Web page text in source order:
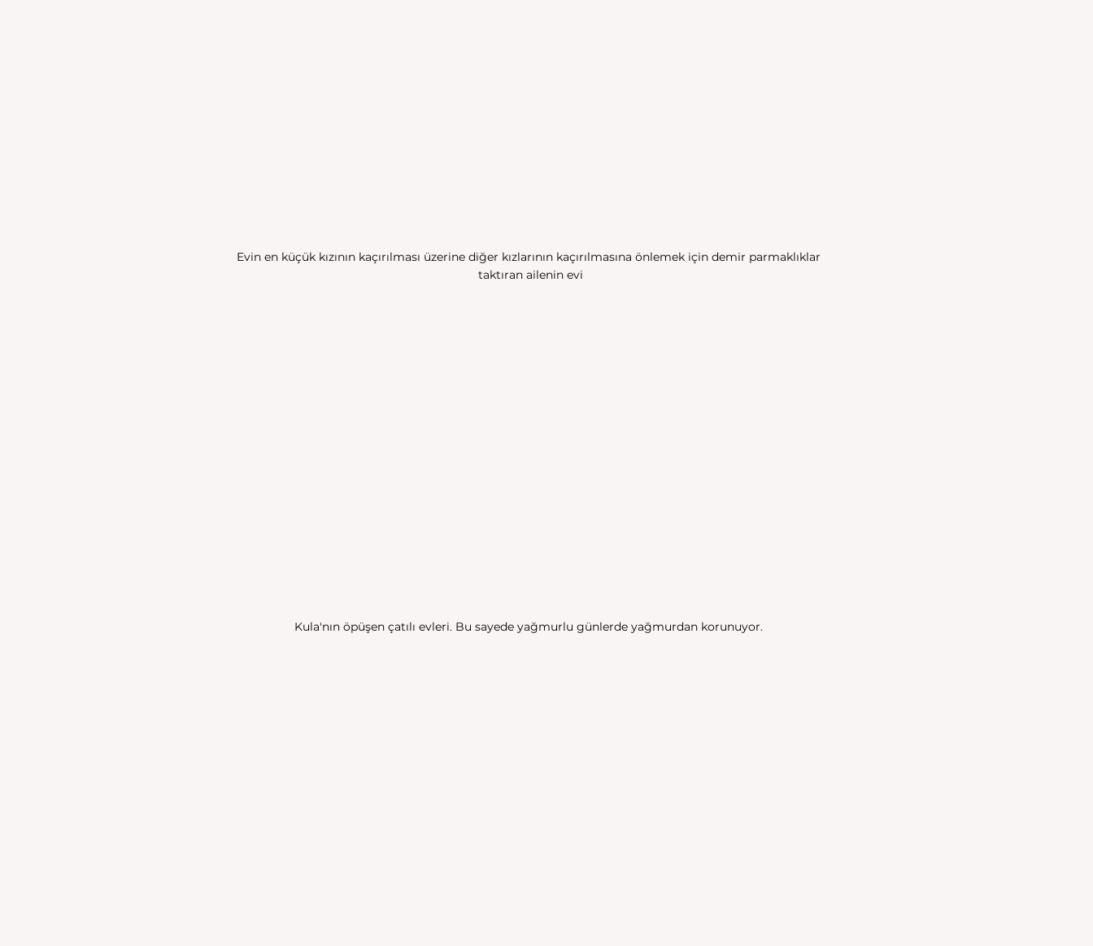
Evin en küçük kızının kaçırılması üzerine diğer kızlarının kaçırılmasına önlemek için demir parmaklıklar
taktıran ailenin evi
Kula'nın öpüşen çatılı evleri. Bu sayede yağmurlu günlerde yağmurdan korunuyor.